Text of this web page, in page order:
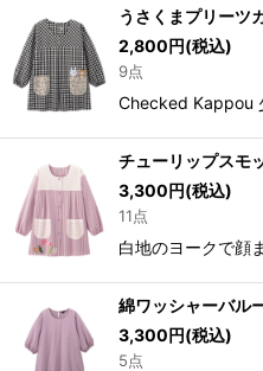
うさくまプリーツ
2,800円(税込)
9点
Checked Kappou
チューリップス
3,300円(税込)
11点
白地のヨークで
綿ワッシャーバル
3,300円(税込)
5点